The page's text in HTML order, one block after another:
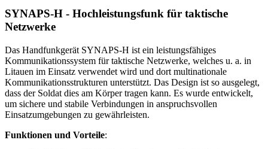
SYNAPS-H - Hochleistungsfunk für taktische
Netzwerke
Das Handfunkgerät SYNAPS-H ist ein leistungsfähiges
Kommunikationssystem für taktische Netzwerke, welches u. a. in
Litauen im Einsatz verwendet wird und dort multinationale
Kommunikationsstrukturen unterstützt. Das Design ist so ausgelegt,
dass der Soldat dies am Körper tragen kann. Es wurde entwickelt,
um sichere und stabile Verbindungen in anspruchsvollen
Einsatzumgebungen zu gewährleisten.
Funktionen und Vorteile: